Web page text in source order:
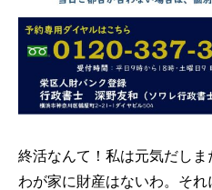
終活なんて！私は元気だしま
わが家に財産はないわ。そ